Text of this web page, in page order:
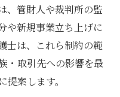
、管財人や裁判所の監
や新規事業立ち上げに
士は、これら制約の範
・取引先への影響を最
案します。